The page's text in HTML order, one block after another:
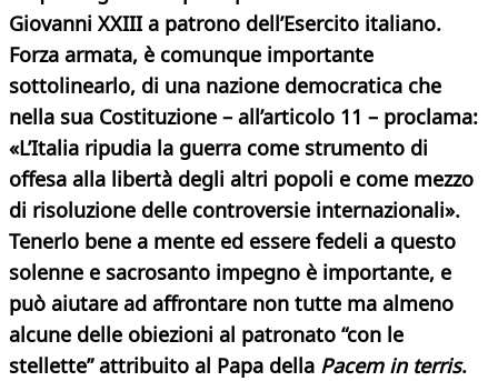
Giovanni XXIII a patrono dell’Esercito italiano.
Forza armata, è comunque importante
sottolinearlo, di una nazione democratica che
nella sua Costituzione – all’articolo 11 – proclama:
«L’Italia ripudia la guerra come strumento di
offesa alla libertà degli altri popoli e come mezzo
di risoluzione delle controversie internazionali».
Tenerlo bene a mente ed essere fedeli a questo
solenne e sacrosanto impegno è importante, e
può aiutare ad affrontare non tutte ma almeno
alcune delle obiezioni al patronato “con le
stellette” attribuito al Papa della Pacem in terris.